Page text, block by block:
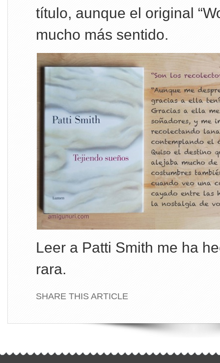
título, aunque el original
mucho más sentido.
Leer a Patti Smith me ha
rara.
SHARE THIS ARTICLE